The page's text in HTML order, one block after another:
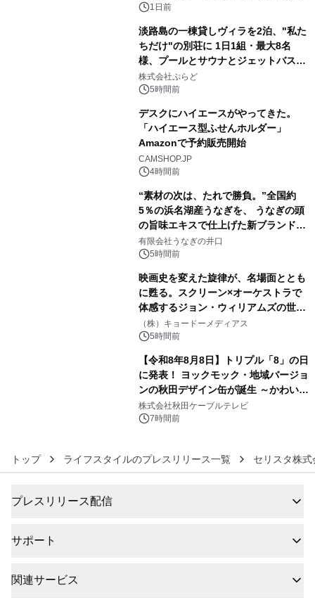
ボグッズも発売決定！
1日前
淡路島の一棟貸しヴィラを2泊、"私た
ちだけ"の別荘に 1日1組・最大8名
様、プールとサウナとジェットバス付
きで Villa Mon Temps AWAJIの連泊
素泊りプラン
株式会社ぷらど
5時間前
デスクにハイエースがやってきた。
「ハイエース型ふせんホルダー」
Amazonで予約販売開始
CAMSHOP.JP
4時間前
“素材の次は、たれで勝負。”全国約
5％の浜名湖産うなぎを、 うなぎの頭
の旨味エキスで仕上げた新ブランド
「井口の誉」誕生
有限会社うなぎの井口
5時間前
映画史を変えた旋律が、名場面ととも
に甦る。スクリーン×オーケストラで
体感するジョン・ウィリアムズの世
界。ジョン・ウィリアムズ：シネマ・
スペクタキュラー・コンサート 開催決
（株）キョードーメディアス
5時間前
【令和8年8月8日】トリプル「8」の日
に発表！ ヨックモック・地域バージョ
ンの秋田デザイン缶が誕生 ～かわいい
秋田犬の子犬と秋田の四季と名所を巡
るパッケージ～ 9月1日(火)秋田県内で
株式会社秋田ケーブルテレビ
7時間前
トップ ライフスタイルのプレスリリース一覧 セリスタ株式
プレスリリース配信
サポート
関連サービス